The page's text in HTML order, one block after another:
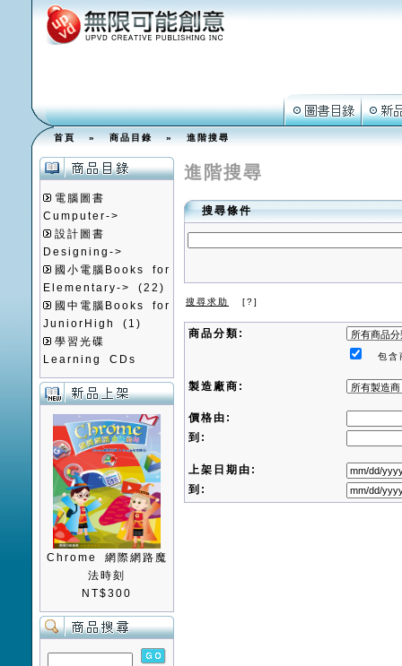
首頁»商品目錄»進階搜尋
電腦圖書
Cumputer->
設計圖書
Designing->
國小電腦Books for
Elementary->
(22)
國中電腦Books for
JuniorHigh
(1)
學習光碟
Learning CDs
Chrome 網際網路魔
法時刻
NT$300
進階搜尋
搜尋條件
搜尋求助 [?]
商品分類:
包含
製造廠商:
價格由:
到:
上架日期由:
到: